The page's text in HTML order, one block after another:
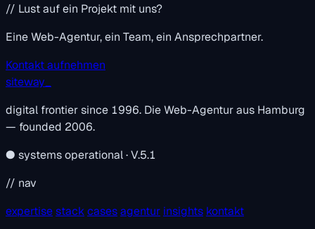
// Lust auf ein Projekt mit uns?
Eine Web-Agentur, ein Team, ein Ansprechpartner.
Kontakt aufnehmen
siteway
digital frontier since 1996. Die Web-Agentur aus Hamburg
— founded 2006.
● systems operational · V.5.1
// nav
expertisestackcasesagentur insights kontakt